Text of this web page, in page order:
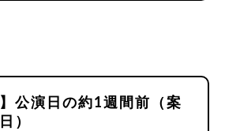
公演日の約1週間前（案
）